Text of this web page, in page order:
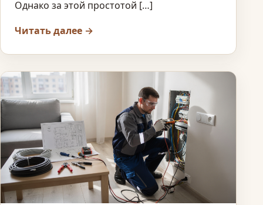
Однако за этой простотой […]
Читать далее →